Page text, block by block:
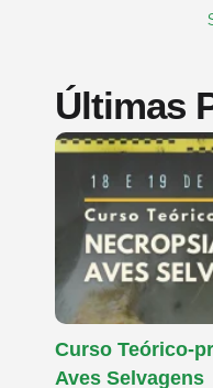
Últimas
Curso Teórico-
Aves Selvagens